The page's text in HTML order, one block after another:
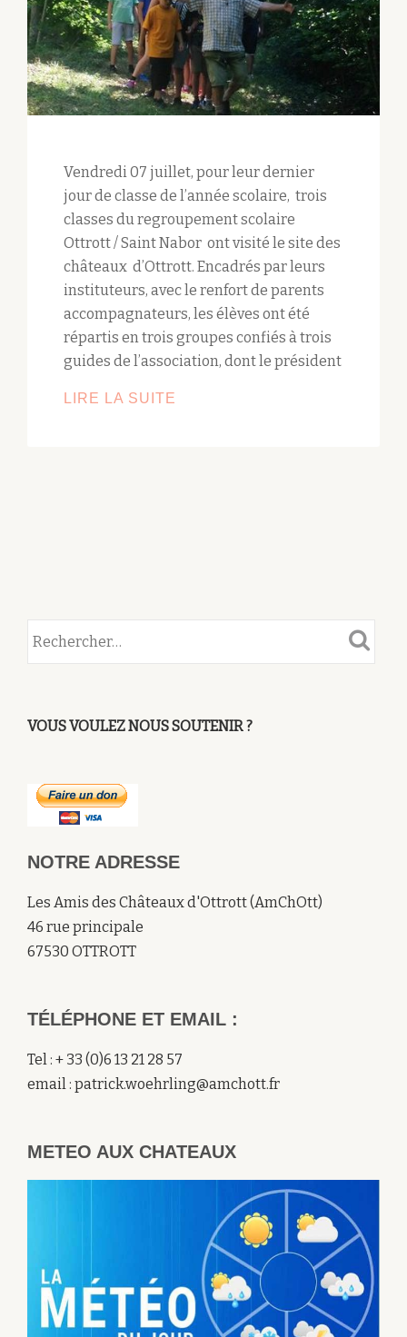
Vendredi 07 juillet, pour leur dernier
jour de classe de l’année scolaire, trois
classes du regroupement scolaire
Ottrott / Saint Nabor ont visité le site des
châteaux d’Ottrott. Encadrés par leurs
instituteurs, avec le renfort de parents
accompagnateurs, les élèves ont été
répartis en trois groupes confiés à trois
guides de l’association, dont le président
LIRE LA SUITE
VOUS VOULEZ NOUS SOUTENIR ?
NOTRE ADRESSE
Les Amis des Châteaux d'Ottrott (AmChOtt)
46 rue principale
67530 OTTROTT
TÉLÉPHONE ET EMAIL :
Tel : + 33 (0)6 13 21 28 57
email : patrick.woehrling@amchott.fr
METEO AUX CHATEAUX